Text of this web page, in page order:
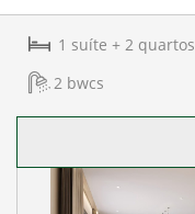
1 suíte + 2 quartos
2 bwcs